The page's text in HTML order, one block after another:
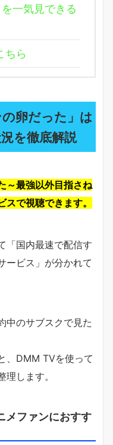
一気見できる
ちら
の卵だった」は
を徹底解説
～最強以外目指さね
で視聴できます。
「国内最速で配信す
ービス」が分かれて
中のサブスクで見た
、DMM TVを使って
します。
メファンにおすす